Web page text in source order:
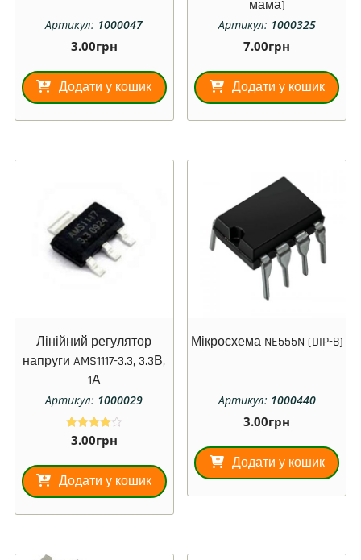
Артикул: 1000047
3.00грн
Додати у кошик
мама)
Артикул: 1000325
7.00грн
Додати у кошик
Лінійний регулятор
напруги AMS1117-3.3, 3.3В,
1А
Артикул: 1000029
Оцінено в
4.00
3.00грн
Додати у кошик
Мікросхема NE555N (DIP-8)
Артикул: 1000440
3.00грн
Додати у кошик